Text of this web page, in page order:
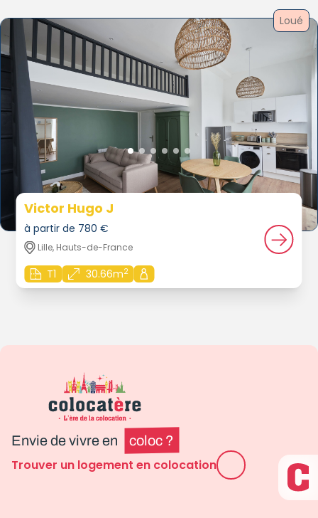
Loué
Victor Hugo J
à partir de 780 €
Lille, Hauts-de-France
T1 30.66m2
Envie de vivre en coloc ?
Trouver un logement en colocation